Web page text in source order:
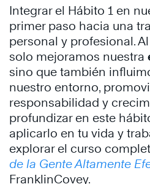
Integrar el Hábito 1 en
primer paso hacia una
personal y profesional.
solo mejoramos nuestra
sino que también
nuestro entorno,
responsabilidad y
profundizar en este
aplicarlo en tu vida y
explorar el curso
de la Gente Altamente
FranklinCovey.